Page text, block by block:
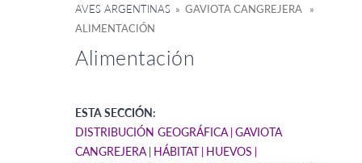
AVES ARGENTINAS » GAVIOTA CANGREJERA »
ALIMENTACIÓN
Alimentación
ESTA SECCIÓN:
DISTRIBUCIÓN GEOGRÁFICA GAVIOTA
CANGREJERA HÁBITAT HUEVOS